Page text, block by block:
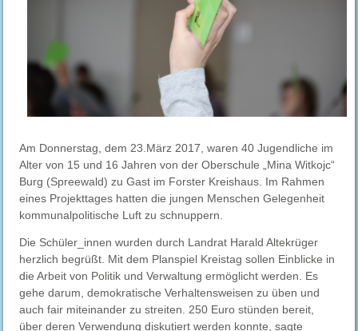
Am Donnerstag, dem 23.März 2017, waren 40 Jugendliche im
Alter von 15 und 16 Jahren von der Oberschule „Mina Witkojc“
Burg (Spreewald) zu Gast im Forster Kreishaus. Im Rahmen
eines Projekttages hatten die jungen Menschen Gelegenheit
kommunalpolitische Luft zu schnuppern.
Die Schüler_innen wurden durch Landrat Harald Altekrüger
herzlich begrüßt. Mit dem Planspiel Kreistag sollen Einblicke in
die Arbeit von Politik und Verwaltung ermöglicht werden. Es
gehe darum, demokratische Verhaltensweisen zu üben und
auch fair miteinander zu streiten. 250 Euro stünden bereit,
über deren Verwendung diskutiert werden konnte, sagte